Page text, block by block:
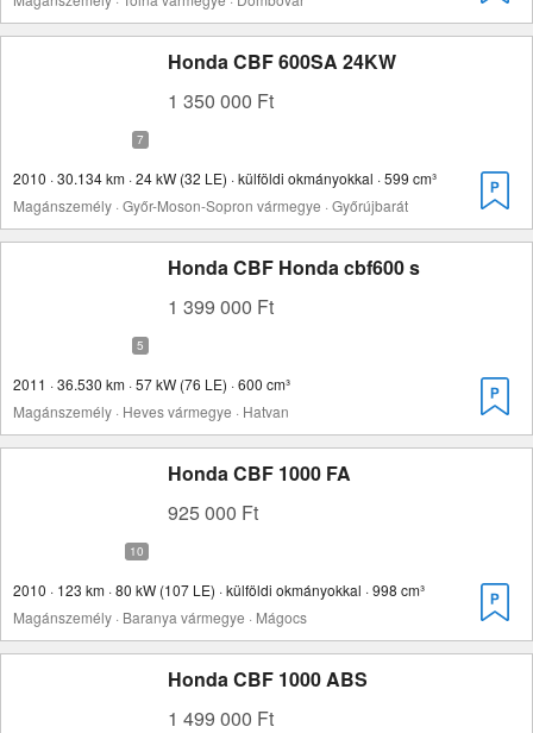
Honda CBF 600SA 24KW
1 350 000 Ft
2010 · 30.134 km · 24 kW (32 LE) · külföldi okmányokkal · 599 cm³
Magánszemély · Győr-Moson-Sopron vármegye · Győrújbarát
Honda CBF Honda cbf600 s
1 399 000 Ft
2011 · 36.530 km · 57 kW (76 LE) · 600 cm³
Magánszemély · Heves vármegye · Hatvan
Honda CBF 1000 FA
925 000 Ft
2010 · 123 km · 80 kW (107 LE) · külföldi okmányokkal · 998 cm³
Magánszemély · Baranya vármegye · Mágocs
Honda CBF 1000 ABS
1 499 000 Ft